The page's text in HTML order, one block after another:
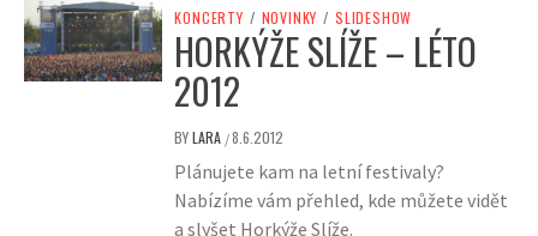
KONCERTY / NOVINKY / SLIDESHOW
HORKÝŽE SLÍŽE – LÉTO
2012
BYLARA /8.6.2012
Plánujete kam na letní festivaly?
Nabízíme vám přehled, kde můžete vidět
a slyšet Horkýže Slíže.